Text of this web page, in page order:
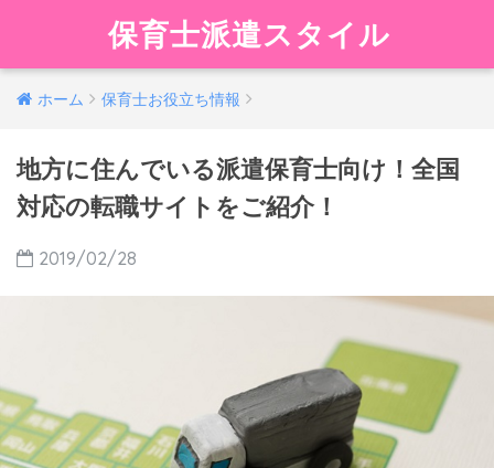
保育士派遣スタイル
ホーム 保育士お役立ち情報
地方に住んでいる派遣保育士向け！全国
対応の転職サイトをご紹介！
2019/02/28